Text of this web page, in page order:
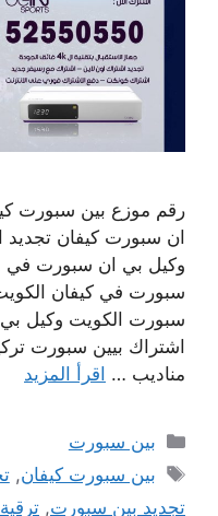
رقم موزع بين سبورت
ان سبورت كيفان تجديد
سبورت في كيفان
سبورت الكويت وكيل
اشتراك بيين سبورت
مناديب … اقرأ المزيد
التصنيفات
بين سبورت
الوسوم
بين سبورت كيفان,
تجديد بين سبورت,